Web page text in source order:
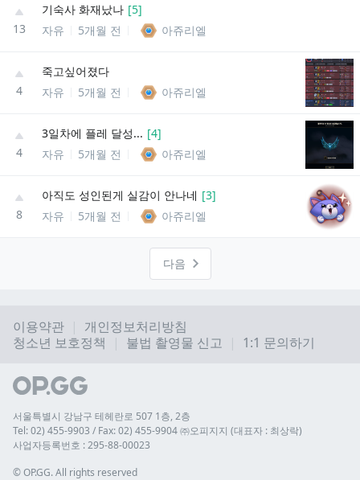
13
기숙사 화재났나 [5]
자유
5개월 전 아쥬리엘
4
죽고싶어졌다
자유
5개월 전 아쥬리엘
4
3일차에 플레 달성... [4]
자유
5개월 전 아쥬리엘
8
아직도 성인된게 실감이 안나네 [3]
자유
5개월 전 아쥬리엘
다음
이용약관
개인정보처리방침
청소년 보호정책
불법 촬영물 신고 1:1 문의하기
서울특별시 강남구 테헤란로 507 1층, 2층
Tel: 02) 455-9903 / Fax: 02) 455-9904 ㈜오피지지 (대표자 : 최상락)
사업자등록번호 : 295-88-00023
© OP.GG. All rights reserved